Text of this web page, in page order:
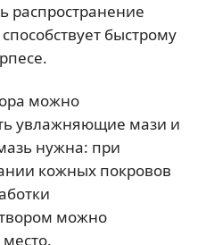
распространение
быстрому
можно
увлажняющие мази и
нужна: при
кожных покровов
можно